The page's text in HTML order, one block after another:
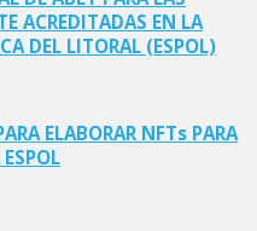
ACREDITADAS EN LA
DEL LITORAL (ESPOL)
ELABORAR NFTs PARA